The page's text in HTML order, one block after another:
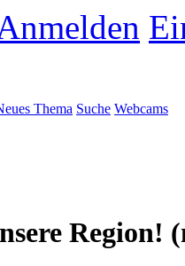
Thema Suche Webcams
Region!